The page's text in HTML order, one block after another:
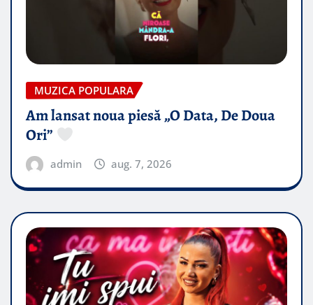
MUZICA POPULARA
Am lansat noua piesă „O Data, De Doua
Ori”
admin aug. 7, 2026